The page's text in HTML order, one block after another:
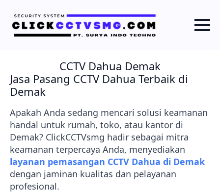
CCTV Dahua Demak
Jasa Pasang CCTV Dahua Terbaik di
Demak
Apakah Anda sedang mencari solusi keamanan
handal untuk rumah, toko, atau kantor di
Demak? ClickCCTVsmg hadir sebagai mitra
keamanan terpercaya Anda, menyediakan
layanan pemasangan CCTV Dahua di Demak
dengan jaminan kualitas dan pelayanan
profesional.